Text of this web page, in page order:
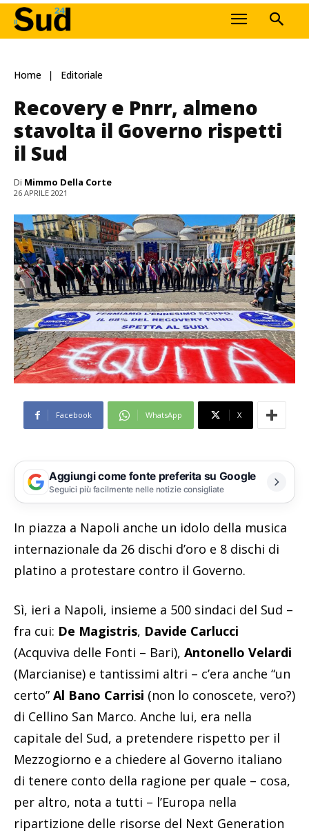
Home Editoriale
Recovery e Pnrr, almeno
stavolta il Governo rispetti
il Sud
Di Mimmo Della Corte
26 APRILE 2021
Facebook WhatsApp X
Aggiungi come fonte preferita su Google
Seguici più facilmente nelle notizie consigliate
In piazza a Napoli anche un idolo della musica
internazionale da 26 dischi d’oro e 8 dischi di
platino a protestare contro il Governo.
Sì, ieri a Napoli, insieme a 500 sindaci del Sud –
fra cui: De Magistris, Davide Carlucci
(Acquviva delle Fonti – Bari), Antonello Velardi
(Marcianise) e tantissimi altri – c’era anche “un
certo” Al Bano Carrisi (non lo conoscete, vero?)
di Cellino San Marco. Anche lui, era nella
capitale del Sud, a pretendere rispetto per il
Mezzogiorno e a chiedere al Governo italiano
di tenere conto della ragione per quale – cosa,
per altro, nota a tutti – l’Europa nella
ripartizione delle risorse del Next Generation